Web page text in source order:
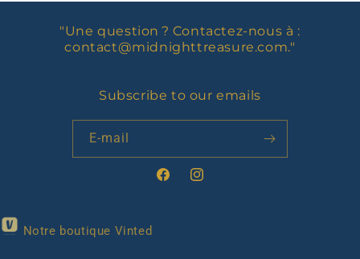
"Une question ? Contactez-nous à :
contact@midnighttreasure.com."
Subscribe to our emails
E-mail
FacebookInstagram
Notre boutique Vinted